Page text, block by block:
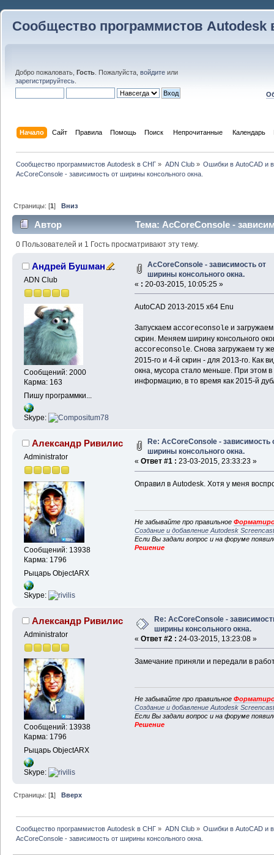
Сообщество программистов Autodesk
Добро пожаловать, Гость . Пожалуйста, войдите или
зарегистрируйтесь
Начало Сайт Правила Помощь Поиск Непрочитанные Календарь
Сообщество программистов Autodesk в СНГ » ADN Club» Ошибки в AutoCAD и
AcCoreConsole - зависимость от ширины консольного окна.
Страницы: [1]Вниз
Автор
Тема: AcCoreConsole -
(Прочитано 18792 раз)
0 Пользователей и 1 Гость просматривают эту тему.
Андрей Бушман
ADN Club
Сообщений: 2000
Карма: 163
Пишу программки...
Skype:
AcCoreConsole - зависимость от
ширины консольного окна.
« : 20-03-2015, 10:05:25 »
AutoCAD 2013-2015 x64 Enu
Запускаем accoreconsoleи
скрин. Меняем ширину консольного
accoreconsole. Снова загружаем ту
2015-го и 4-й скрин - для 2013-го. Как
окна, мусора стало меньше. При этом
информацию, в то время как 2015-й
Александр Ривилис
Administrator
Сообщений: 13938
Карма: 1796
Рыцарь ObjectARX
Skype:
Re: AcCoreConsole - зависимость
ширины консольного окна.
« Ответ #1 : 23-03-2015, 23:33:23 »
Оправил в Autodesk. Хотя у меня
Не забывайте про правильное
Создание и добавление Autodesk
Если Вы задали вопрос и на форуме
Решение
Александр Ривилис
Administrator
Сообщений: 13938
Карма: 1796
Рыцарь ObjectARX
Skype:
Re: AcCoreConsole -
ширины консольного окна.
« Ответ #2 : 24-03-2015, 13:23:08 »
Замечание приняли и передали в
Не забывайте про правильное
Создание и добавление Autodesk
Если Вы задали вопрос и на форуме
Решение
Страницы: [1]Вверх
Сообщество программистов Autodesk в СНГ » ADN Club» Ошибки в AutoCAD и
AcCoreConsole - зависимость от ширины консольного окна.